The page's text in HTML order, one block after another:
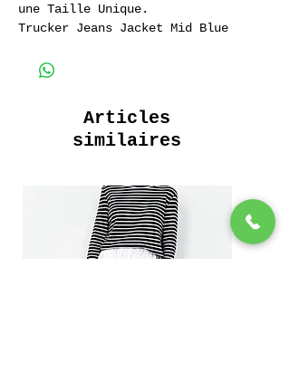
une Taille Unique.
Trucker Jeans Jacket Mid Blue
Articles
similaires